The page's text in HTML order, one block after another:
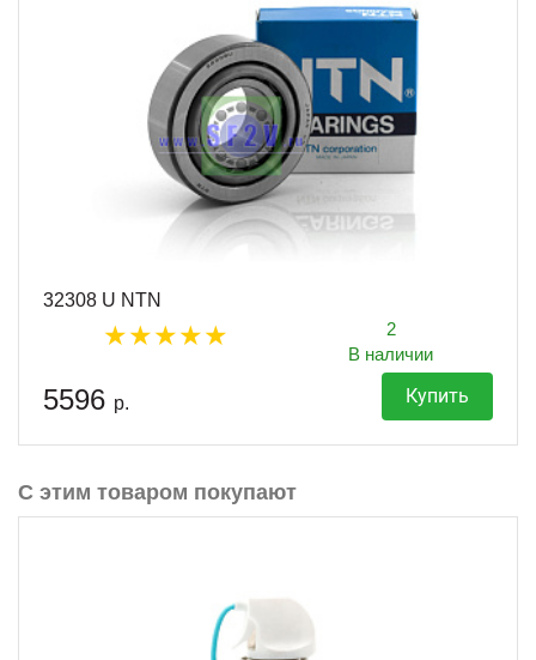
32308 U NTN
2
В наличии
5596 р. Купить
С этим товаром покупают